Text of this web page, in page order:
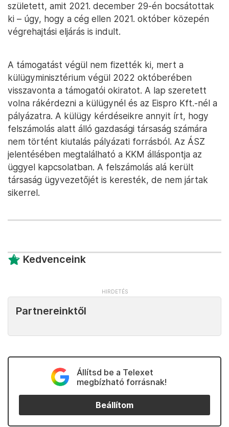
született, amit 2021. december 29-én bocsátottak
ki – úgy, hogy a cég ellen 2021. október közepén
végrehajtási eljárás is indult.
A támogatást végül nem fizették ki, mert a
külügyminisztérium végül 2022 októberében
visszavonta a támogatói okiratot. A lap szeretett
volna rákérdezni a külügynél és az Eispro Kft.-nél a
pályázatra. A külügy kérdéseikre annyit írt, hogy
felszámolás alatt álló gazdasági társaság számára
nem történt kiutalás pályázati forrásból. Az ÁSZ
jelentésében megtalálható a KKM álláspontja az
üggyel kapcsolatban. A felszámolás alá került
társaság ügyvezetőjét is keresték, de nem jártak
sikerrel.
Kedvenceink
Partnereinktől
Állítsd be a Telexet
megbízható forrásnak!
Beállítom